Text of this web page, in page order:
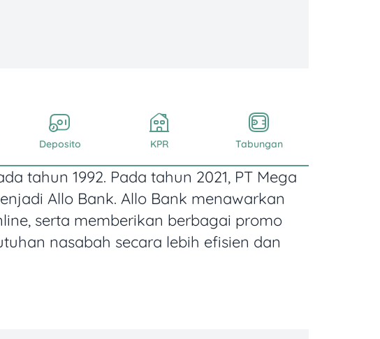
Deposito KPR Tabungan
tahun 1992. Pada tahun 2021, PT Mega
Allo Bank. Allo Bank menawarkan
serta memberikan berbagai promo
nasabah secara lebih efisien dan